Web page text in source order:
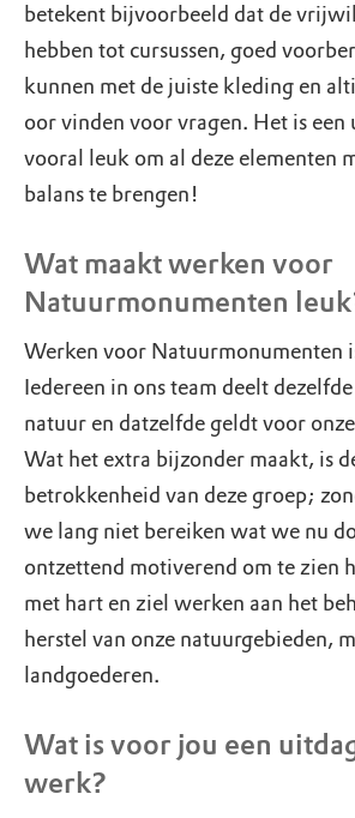
betekent bijvoorbeeld dat de
hebben tot cursussen, goed
kunnen met de juiste kleding en
oor vinden voor vragen. Het is
vooral leuk om al deze elementen
balans te brengen!
Wat maakt werken voor
Natuurmonumenten
Werken voor Natuurmonumenten
Iedereen in ons team deelt
natuur en datzelfde geldt voor
Wat het extra bijzonder maakt, is
betrokkenheid van deze groep;
we lang niet bereiken wat we nu
ontzettend motiverend om te zien
met hart en ziel werken aan het
herstel van onze natuurgebieden,
landgoederen.
Wat is voor jou een
werk?